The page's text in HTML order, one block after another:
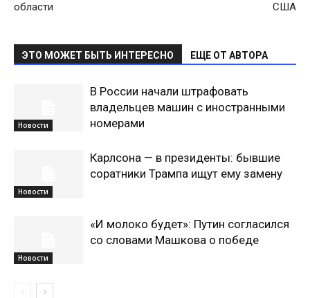
области США
ЭТО МОЖЕТ БЫТЬ ИНТЕРЕСНО ЕЩЕ ОТ АВТОРА
Новости
В России начали штрафовать
владельцев машин с иностранными
номерами
Новости
Карлсона — в президенты: бывшие
соратники Трампа ищут ему замену
Новости
«И молоко будет»: Путин согласился
со словами Машкова о победе